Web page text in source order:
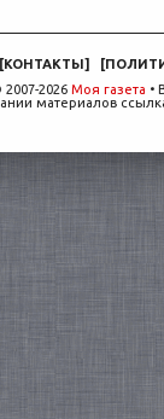
[КОНТАКТЫ] [
2007-2026 Моя газета •
материалов